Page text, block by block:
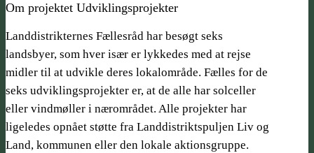
Om projektet Udviklings­projekter
Landdistrikternes Fællesråd har besøgt seks
landsbyer, som hver især er lykkedes med at rejse
midler til at udvikle deres lokalområde. Fælles for de
seks udviklings­projekter er, at de alle har solceller
eller vindmøller i nærområdet. Alle projekter har
ligeledes opnået støtte fra Landdistrikts­puljen Liv og
Land, kommunen eller den lokale aktionsgruppe.